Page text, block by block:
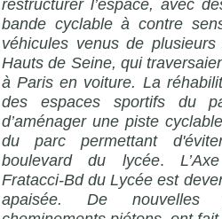
restructurer l’espace, avec
bande cyclable à contre
véhicules venus de
Hauts de Seine, qui
à Paris en voiture. La
des espaces sportifs du
d’aménager une piste
du parc permettant
boulevard du lycée.
Fratacci-Bd du Lycée est
apaisée.
De nouvelles